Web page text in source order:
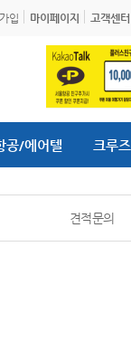
입 마이페이지 고객센터
공/에어텔 크루즈
견적문의